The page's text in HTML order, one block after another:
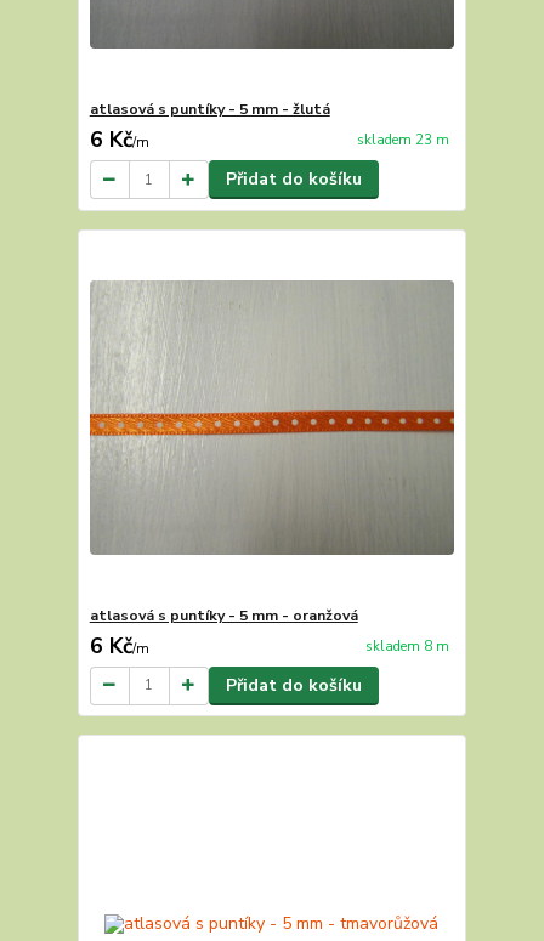
atlasová s puntíky - 5 mm - žlutá
6 Kč/m skladem 23 m
Přidat do košíku
atlasová s puntíky - 5 mm - oranžová
6 Kč/m skladem 8 m
Přidat do košíku